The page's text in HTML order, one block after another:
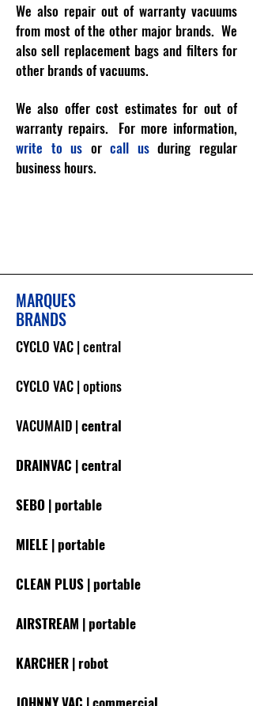
We also repair out of warranty vacuums
from most of the other major brands. We
also sell replacement bags and filters for
other brands of vacuums.
We also offer cost estimates for out of
warranty repairs. For more information,
write to us orcall usduring regular
business hours.
MARQUES
BRANDS
CYCLO VAC | central
CYCLO VAC | options
VACUMAID |central
DRAINVAC | central
SEBO | portable
MIELE | portable
CLEAN PLUS | portable
AIRSTREAM | portable
KARCHER | robot